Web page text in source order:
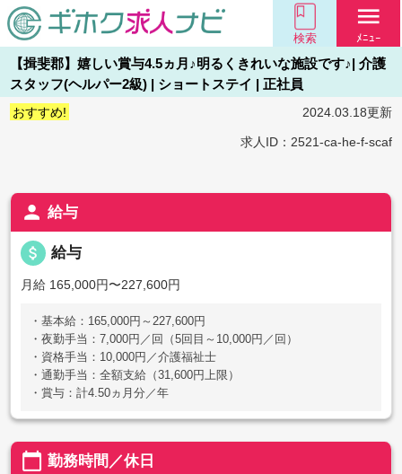
検索
menu
ﾒﾆｭｰ
【揖斐郡】嬉しい賞与4.5ヵ月♪明るくきれいな施設です♪| 介護
スタッフ(ヘルパー2級) | ショートステイ | 正社員
おすすめ! 2024.03.18更新
求人ID：2521-ca-he-f-scaf
person 給与
attach_money 給与
月給 165,000円〜227,600円
・基本給：165,000円～227,600円
・夜勤手当：7,000円／回（5回目～10,000円／回）
・資格手当：10,000円／介護福祉士
・通勤手当：全額支給（31,600円上限）
・賞与：計4.50ヵ月分／年
calendar_today 勤務時間／休日